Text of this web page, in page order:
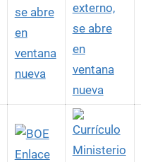
se abre
en
ventana
nueva
externo,
se abre
en
ventana
nueva
Enlace